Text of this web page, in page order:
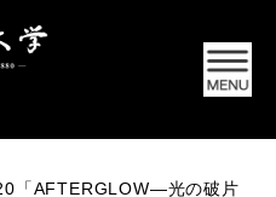
「AFTERGLOW―光の破片